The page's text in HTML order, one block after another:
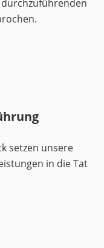
setzen unsere
in die Tat